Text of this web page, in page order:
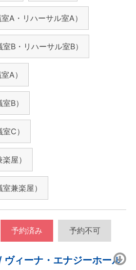
A・リハーサル室A）
B・リハーサル室B）
A）
B）
C）
屋）
兼楽屋）
予約済み 予約不可
ヴィーナ・エナジーホール